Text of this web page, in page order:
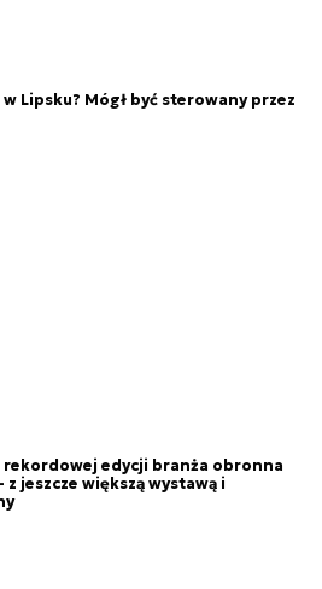
Lipsku? Mógł być sterowany przez
rekordowej edycji branża obronna
z jeszcze większą wystawą i